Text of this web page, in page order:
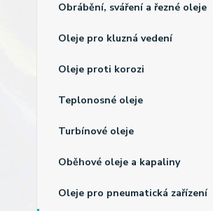
Obrábění, sváření a řezné oleje
Oleje pro kluzná vedení
Oleje proti korozi
Teplonosné oleje
Turbínové oleje
Oběhové oleje a kapaliny
Oleje pro pneumatická zařízení